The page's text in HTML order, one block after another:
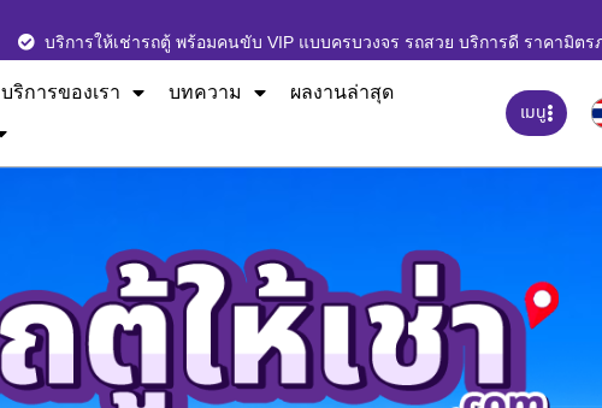
บริการให้เช่ารถตู้ พร้อมคนขับ VIP แบบครบวงจร รถสวย บริการดี ราคามิตร
บริการของเรา บทความ
ผลงานล่าสุด
เมนู